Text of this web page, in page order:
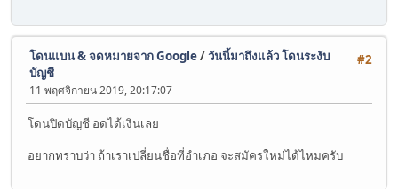
#2
โดนแบน & จดหมายจาก Google/วันนี้มาถึงแล้ว โดนระงับ
บัญชี
11 พฤศจิกายน 2019, 20:17:07
โดนปิดบัญชี อดได้เงินเลย
อยากทราบว่า ถ้าเราเปลี่ยนชื่อที่อำเภอ จะสมัครใหม่ได้ไหมครับ